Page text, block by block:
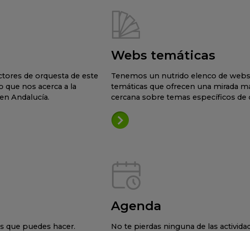
de orquesta de este
nos acerca a la
Andalucía.
Webs temáticas
Tenemos un nutrido elenco de webs
temáticas que ofrecen una mirada
cercana sobre temas específicos de
que puedes hacer.
Agenda
No te pierdas ninguna de las